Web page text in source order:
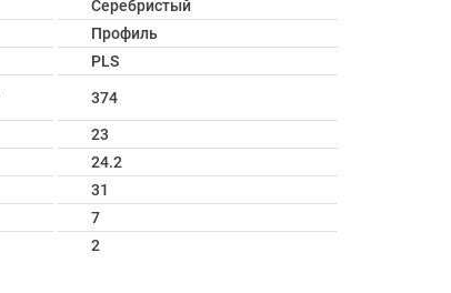
Серебристый
Профиль
PLS
374
23
24.2
31
7
2